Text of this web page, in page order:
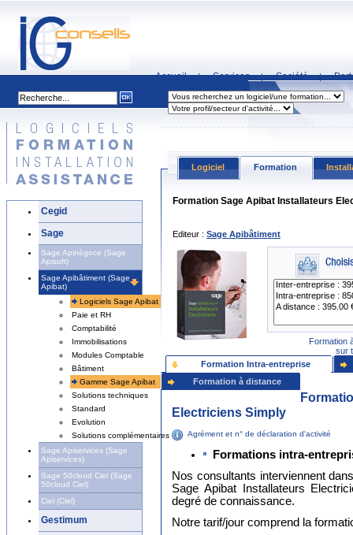
Accueil | Services | Société |
Cegid
Sage
Sage Apinégoce (Sage
Apisoft)
Sage Apibâtiment (Sage
Apibat)
Logiciels Sage Apibat
Paie et RH
Comptabilité
Immobilisations
Modules Comptable
Bâtiment
Gamme Sage Apibat
Solutions techniques
Standard
Evolution
Solutions complémentaires
Sage Apiservices (Sage
Apiservices)
Sage 50cloud Ciel (Sage
50cloud Ciel)
Ciel (Ciel)
Gestimum
Logiciel Formation
Formation Sage Apibat Installateurs
Editeur : Sage Apibâtiment
Formation
sur
Formation Intra-entreprise
Formation à distance
Electriciens Simply
Agrément et n° de déclaration d'activité
Formations intra-
Nos consultants interviennent
Sage Apibat Installateurs
degré de connaissance.
Notre tarif/jour comprend la